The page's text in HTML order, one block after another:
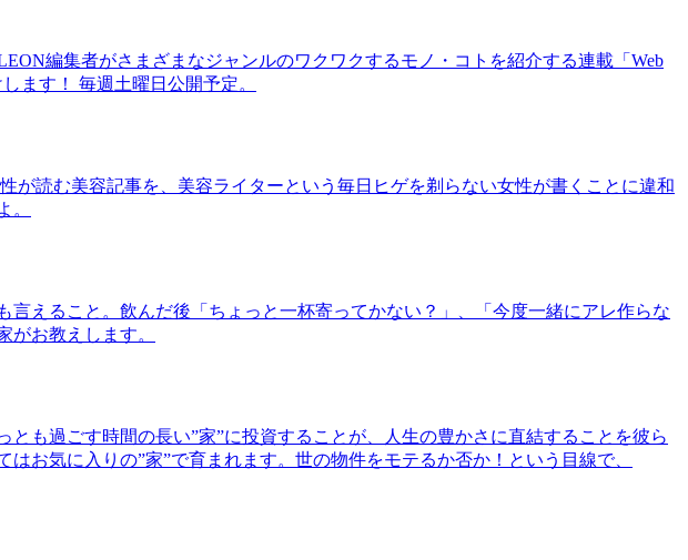
編集者がさまざまなジャンルのワクワクするモノ・コトを紹介する連載「Web
ます！ 毎週土曜日公開予定。
が読む美容記事を、美容ライターという毎日ヒゲを剃らない女性が書くことに違和
。
えること。飲んだ後「ちょっと一杯寄ってかない？」、「今度一緒にアレ作らな
お教えします。
も過ごす時間の長い”家”に投資することが、人生の豊かさに直結することを彼ら
お気に入りの”家”で育まれます。世の物件をモテるか否か！という目線で、